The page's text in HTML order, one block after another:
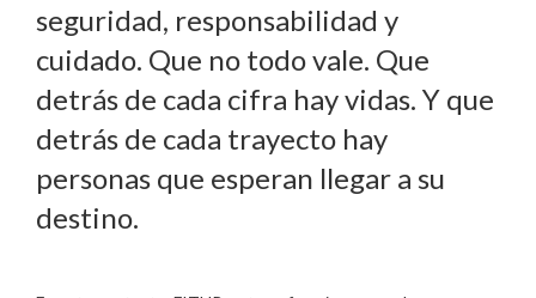
seguridad, responsabilidad y
cuidado. Que no todo vale. Que
detrás de cada cifra hay vidas. Y que
detrás de cada trayecto hay
personas que esperan llegar a su
destino.